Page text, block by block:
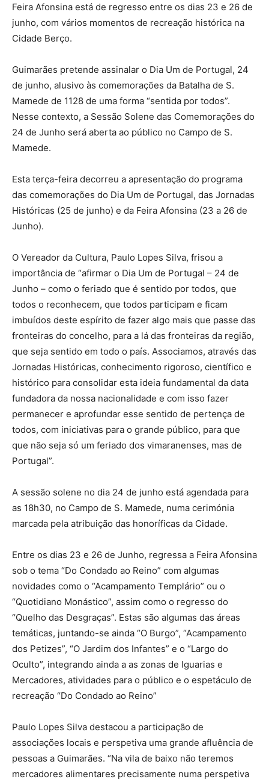
Feira Afonsina está de regresso entre os dias 23 e 26 de
junho, com vários momentos de recreação histórica na
Cidade Berço.
Guimarães pretende assinalar o Dia Um de Portugal, 24
de junho, alusivo às comemorações da Batalha de S.
Mamede de 1128 de uma forma “sentida por todos”.
Nesse contexto, a Sessão Solene das Comemorações do
24 de Junho será aberta ao público no Campo de S.
Mamede.
Esta terça-feira decorreu a apresentação do programa
das comemorações do Dia Um de Portugal, das Jornadas
Históricas (25 de junho) e da Feira Afonsina (23 a 26 de
Junho).
O Vereador da Cultura, Paulo Lopes Silva, frisou a
importância de “afirmar o Dia Um de Portugal – 24 de
Junho – como o feriado que é sentido por todos, que
todos o reconhecem, que todos participam e ficam
imbuídos deste espírito de fazer algo mais que passe das
fronteiras do concelho, para a lá das fronteiras da região,
que seja sentido em todo o país. Associamos, através das
Jornadas Históricas, conhecimento rigoroso, científico e
histórico para consolidar esta ideia fundamental da data
fundadora da nossa nacionalidade e com isso fazer
permanecer e aprofundar esse sentido de pertença de
todos, com iniciativas para o grande público, para que
que não seja só um feriado dos vimaranenses, mas de
Portugal”.
A sessão solene no dia 24 de junho está agendada para
as 18h30, no Campo de S. Mamede, numa cerimónia
marcada pela atribuição das honoríficas da Cidade.
Entre os dias 23 e 26 de Junho, regressa a Feira Afonsina
sob o tema “Do Condado ao Reino” com algumas
novidades como o “Acampamento Templário” ou o
“Quotidiano Monástico”, assim como o regresso do
“Quelho das Desgraças”. Estas são algumas das áreas
temáticas, juntando-se ainda “O Burgo”, “Acampamento
dos Petizes”, “O Jardim dos Infantes” e o “Largo do
Oculto”, integrando ainda a as zonas de Iguarias e
Mercadores, atividades para o público e o espetáculo de
recreação “Do Condado ao Reino”
Paulo Lopes Silva destacou a participação de
associações locais e perspetiva uma grande afluência de
pessoas a Guimarães. “Na vila de baixo não teremos
mercadores alimentares precisamente numa perspetiva